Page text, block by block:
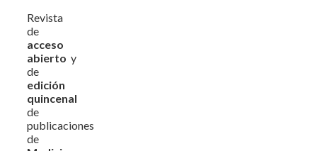
Revista
de
acceso
abierto y
de
edición
quincenal
de
publicaciones
de